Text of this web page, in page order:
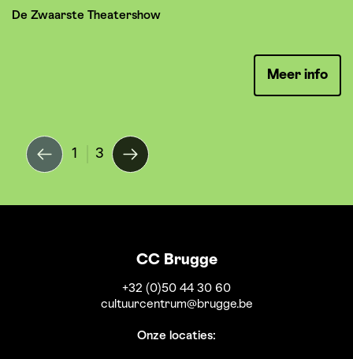
De Zwaarste Theatershow
Meer info
1 3
CC Brugge
+32 (0)50 44 30 60
cultuurcentrum@brugge.be
Onze locaties: